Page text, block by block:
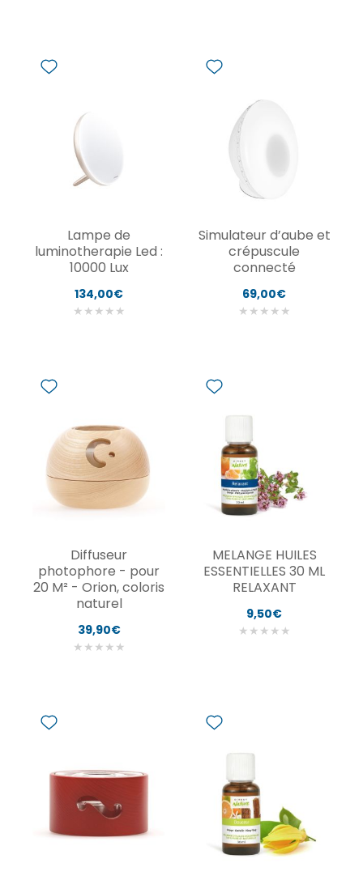
Lampe de
luminotherapie Led :
10000 Lux
134,00€
★ ★ ★ ★ ★
Simulateur d’aube et
crépuscule
connecté
69,00€
★ ★ ★ ★ ★
Diffuseur
photophore - pour
20 M² - Orion, coloris
naturel
39,90€
★ ★ ★ ★ ★
MELANGE HUILES
ESSENTIELLES 30 ML
RELAXANT
9,50€
★ ★ ★ ★ ★